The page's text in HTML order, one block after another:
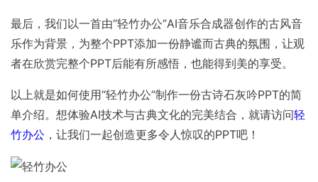
最后，我们以一首由“轻竹办公”AI音乐合成器创作的古风音
乐作为背景，为整个PPT添加一份静谧而古典的氛围，让观
者在欣赏完整个PPT后能有所感悟，也能得到美的享受。
以上就是如何使用“轻竹办公”制作一份古诗石灰吟PPT的简
单介绍。想体验AI技术与古典文化的完美结合，就请访问轻
竹办公 ，让我们一起创造更多令人惊叹的PPT吧！